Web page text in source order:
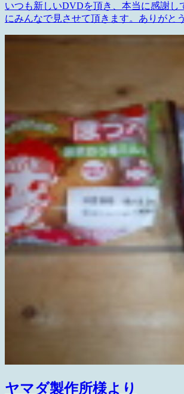
いつも新しいDVDを頂き、本当に感謝し
にみんなで見させて頂きます。ありがと
ヤマダ製作所様より